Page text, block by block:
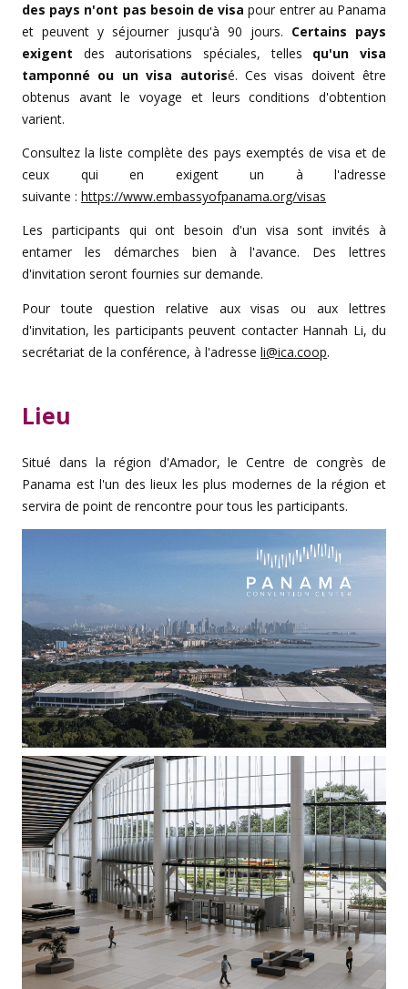
des pays n'ont pas besoin de visa pour entrer au Panama
et peuvent y séjourner jusqu'à 90 jours. Certains pays
exigent des autorisations spéciales, telles qu'un visa
tamponné ou un visa autorisé. Ces visas doivent être
obtenus avant le voyage et leurs conditions d'obtention
varient.
Consultez la liste complète des pays exemptés de visa et de
ceux qui en exigent un à l'adresse
suivante : https://www.embassyofpanama.org/visas
Les participants qui ont besoin d'un visa sont invités à
entamer les démarches bien à l'avance. Des lettres
d'invitation seront fournies sur demande.
Pour toute question relative aux visas ou aux lettres
d'invitation, les participants peuvent contacter Hannah Li, du
secrétariat de la conférence, à l'adresse li@ica.coop.
Lieu
Situé dans la région d'Amador, le Centre de congrès de
Panama est l'un des lieux les plus modernes de la région et
servira de point de rencontre pour tous les participants.